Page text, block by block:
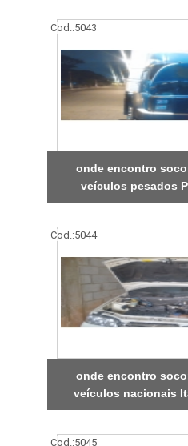
Cod.:5043
onde encontro
veículos pesados
Cod.:5044
onde encontro
veículos nacionais
Cod.:5045